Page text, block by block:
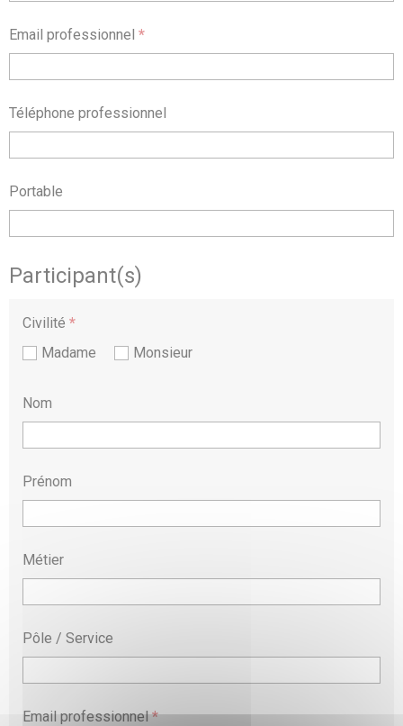
Email professionnel *
Téléphone professionnel
Portable
Participant(s)
Civilité *
Madame
Monsieur
Nom
Prénom
Métier
Pôle / Service
Email professionnel*